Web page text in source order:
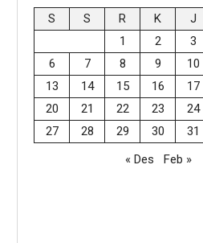
S S R K J
1
2 3
6
7 8 9 10
13
14 15 16 17
20
21 22 23 24
27
28 29 30
31
« Des
Feb »